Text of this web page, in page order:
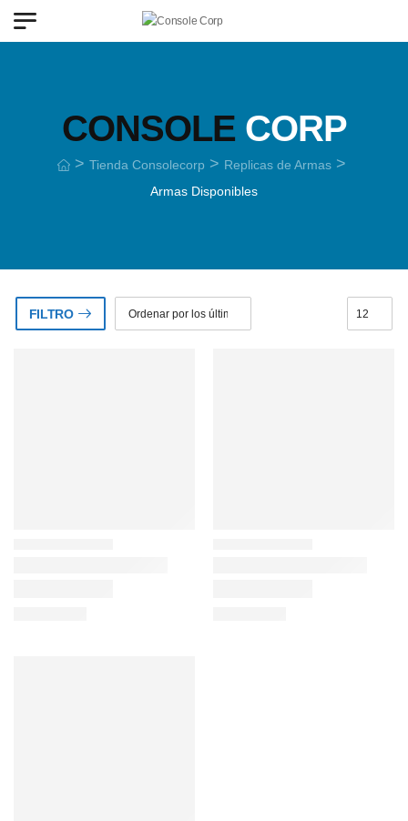
CONSOLE CORP
> Tienda Consolecorp > Replicas de Armas >
Armas Disponibles
FILTRO